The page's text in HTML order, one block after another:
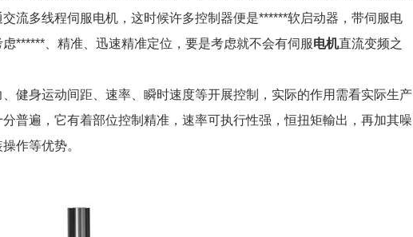
流多线程伺服电机，这时候许多控制器便是******软启动器，带伺服电
******、精准、迅速精准定位，要是考虑就不会有伺服电机直流变频之
健身运动间距、速率、瞬时速度等开展控制，实际的作用需看实际生产
普遍，它有着部位控制精准，速率可执行性强，恒扭矩輸出，再加其噪
作等优势。